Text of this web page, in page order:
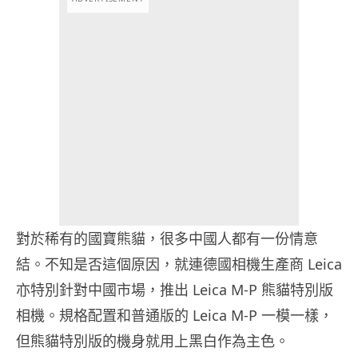
對於稀有的國寶熊貓，很多中國人都有一份情意
結。不知是否這個原因，就連德國相機生產商 Leica
亦特別針對中國市場，推出 Leica M-P 熊貓特別版
相機。規格配置和普通版的 Leica M-P 一模一樣，
但熊貓特別版的機身就用上黑白作為主色。